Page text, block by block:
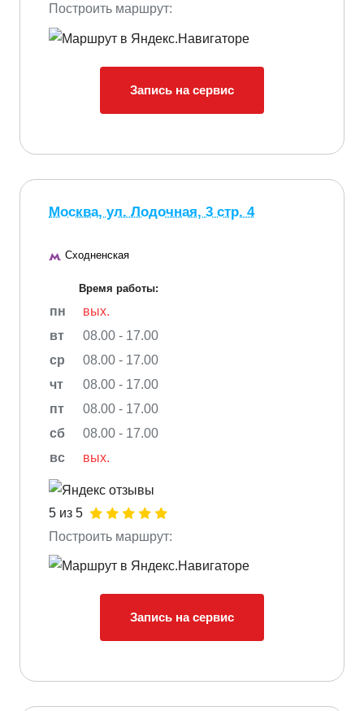
Построить маршрут:
Запись на сервис
Москва, ул. Лодочная, 3 стр. 4
Сходненская
Время работы:
пн
вых.
вт
08.00 - 17.00
ср
08.00 - 17.00
чт
08.00 - 17.00
пт
08.00 - 17.00
сб
08.00 - 17.00
вс
вых.
5 из 5
Построить маршрут:
Запись на сервис